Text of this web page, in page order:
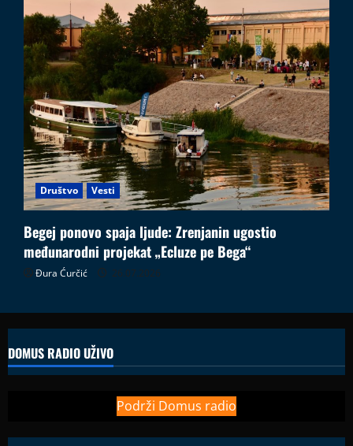
Društvo Vesti
Begej ponovo spaja ljude: Zrenjanin ugostio
međunarodni projekat „Ecluze pe Bega“
Đura Ćurčić 26.07.2026
DOMUS RADIO UŽIVO
Podrži Domus radio